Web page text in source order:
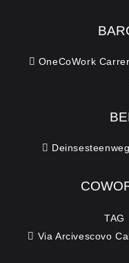
OneCoWork
TAG
Via Arcivescovo